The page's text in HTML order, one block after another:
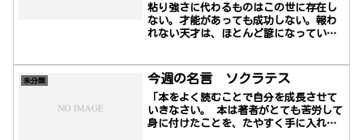
粘り強さに代わるものはこの世に存在し
ない。才能があっても成功しない。報わ
れない天才は、ほとんど諺になってい
ている。粘れというスローガンは、人類
の問題を解決してきたし、これからも解
決していくだろう―カルバン・クーリッ
ジNothing in the world can take the
place of persistence. ...
未分類 今週の名言 ソクラテス
「本をよく読むことで自分を成長させて
いきなさい。 本は著者がとても苦労して
身に付けたことを、たやすく手に入れさ